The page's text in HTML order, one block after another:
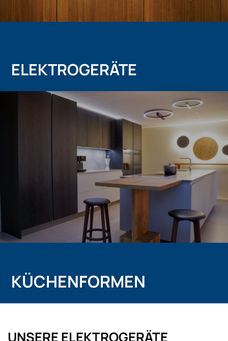
ELEKTROGERÄTE
KÜCHENFORMEN
UNSERE ELEKTROGERÄTE